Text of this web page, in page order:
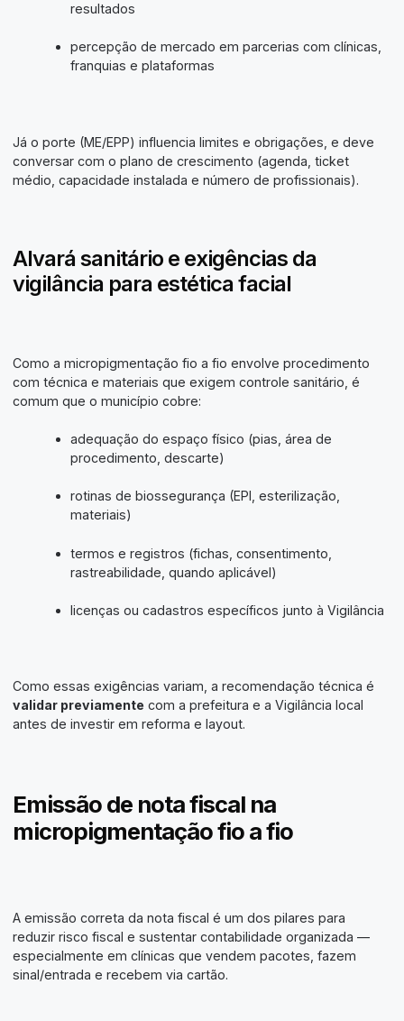
resultados
percepção de mercado em parcerias com clínicas,
franquias e plataformas
Já o porte (ME/EPP) influencia limites e obrigações, e deve
conversar com o plano de crescimento (agenda, ticket
médio, capacidade instalada e número de profissionais).
Alvará sanitário e exigências da
vigilância para estética facial
Como a micropigmentação fio a fio envolve procedimento
com técnica e materiais que exigem controle sanitário, é
comum que o município cobre:
adequação do espaço físico (pias, área de
procedimento, descarte)
rotinas de biossegurança (EPI, esterilização,
materiais)
termos e registros (fichas, consentimento,
rastreabilidade, quando aplicável)
licenças ou cadastros específicos junto à Vigilância
Como essas exigências variam, a recomendação técnica é
validar previamente com a prefeitura e a Vigilância local
antes de investir em reforma e layout.
Emissão de nota fiscal na
micropigmentação fio a fio
A emissão correta da nota fiscal é um dos pilares para
reduzir risco fiscal e sustentar contabilidade organizada —
especialmente em clínicas que vendem pacotes, fazem
sinal/entrada e recebem via cartão.